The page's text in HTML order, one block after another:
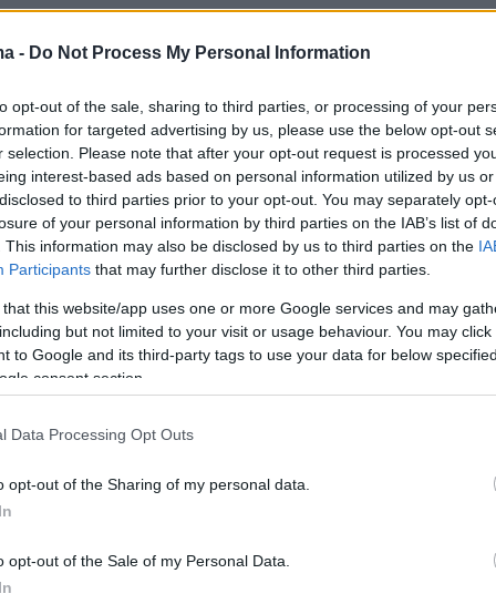
- Do Not Process My Personal Information
opt-out of the sale, sharing to third parties, or processing of your
for targeted advertising by us, please use the below opt-out
selection. Please note that after your opt-out request is processed
interest-based ads based on personal information utilized by us
to third parties prior to your opt-out. You may separately
of your personal information by third parties on the IAB’s list of
This information may also be disclosed by us to third parties on the
Participants that may further disclose it to other third parties.
that this website/app uses one or more Google services and may
but not limited to your visit or usage behaviour. You may
to Google and its third-party tags to use your data for below
consent section.
Data Processing Opt Outs
opt-out of the Sharing of my personal data.
opt-out of the Sale of my Personal Data.
ότι ο50χρονοςσυνελήφθη την περασμένη
στην κατοχή του βρέθηκαν σκληροί δίσκοι με
ανηλίκων, ναρκωτικές ουσίες και ένα
με τέσσερα φυσίγγια.
η νέα κυβέρνηση του Κυριάκου Μητσοτάκη -
ονόματα
Έληξε το θρίλερ σε Α' Αθήνας, Β' Πειραιά,
μπαίνουν
λαβή Χάιμλιχ της 16χρονης έσωσε το παιδί
από αγγούρι - «Όλοι μπορούν να το